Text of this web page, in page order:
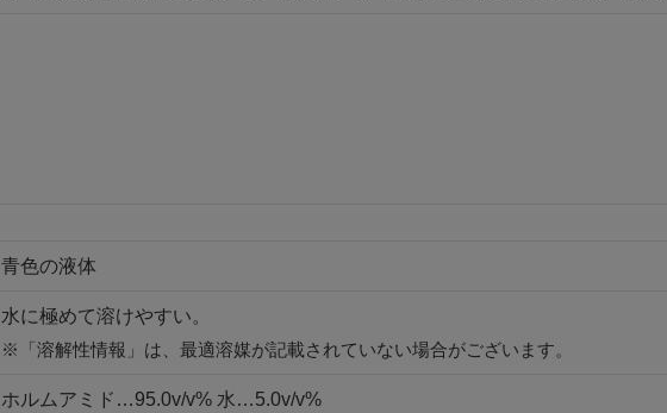
青色の液体
水に極めて溶けやすい。
「溶解性情報」は、最適溶媒が記載されていない場合がございます。
ホルムアミド…95.0v/v% 水…5.0v/v%